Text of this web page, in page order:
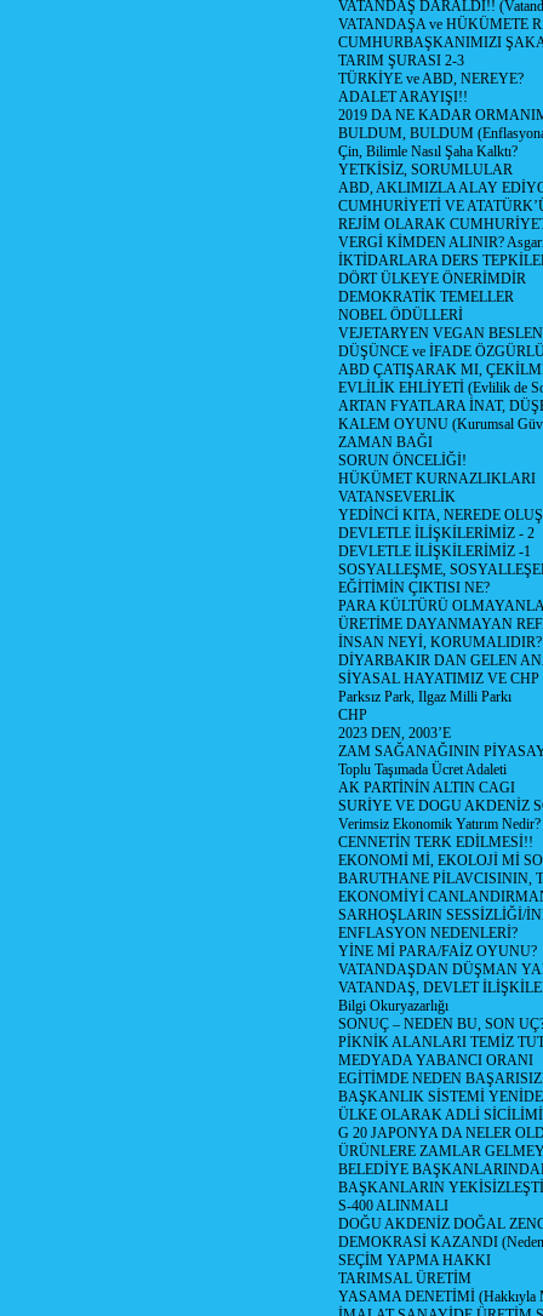
VATANDAŞ DARALDI!!
VATANDAŞA ve HÜKÜMETE
CUMHURBAŞKANIMIZI
TARIM ŞURASI 2-3
TÜRKİYE ve ABD, NEREYE?
ADALET ARAYIŞI!!
2019 DA NE KADAR
BULDUM, BULDUM
Çin, Bilimle Nasıl Şaha Kalktı?
YETKİSİZ, SORUMLULAR
ABD, AKLIMIZLA ALAY
CUMHURİYETİ VE
REJİM OLARAK
VERGİ KİMDEN ALINIR?
İKTİDARLARA DERS
DÖRT ÜLKEYE ÖNERİMDİR
DEMOKRATİK TEMELLER
NOBEL ÖDÜLLERİ
VEJETARYEN VEGAN
DÜŞÜNCE ve İFADE
ABD ÇATIŞARAK MI,
EVLİLİK EHLİYETİ (Evlilik de
ARTAN FYATLARA İNAT,
KALEM OYUNU (Kurumsal
ZAMAN BAĞI
SORUN ÖNCELİĞİ!
HÜKÜMET KURNAZLIKLARI
VATANSEVERLİK
YEDİNCİ KITA, NEREDE
DEVLETLE İLİŞKİLERİMİZ - 2
DEVLETLE İLİŞKİLERİMİZ -1
SOSYALLEŞME,
EĞİTİMİN ÇIKTISI NE?
PARA KÜLTÜRÜ
ÜRETİME DAYANMAYAN
İNSAN NEYİ, KORUMALIDIR?
DİYARBAKIR DAN GELEN
SİYASAL HAYATIMIZ VE CHP
Parksız Park, Ilgaz Milli Parkı
CHP
2023 DEN, 2003’E
ZAM SAĞANAĞININ
Toplu Taşımada Ücret Adaleti
AK PARTİNİN ALTIN CAGI
SURİYE VE DOGU AKDENİZ
Verimsiz Ekonomik Yatırım Nedir?
CENNETİN TERK EDİLMESİ!!
EKONOMİ Mİ, EKOLOJİ Mİ
BARUTHANE PİLAVCISININ,
EKONOMİYİ
SARHOŞLARIN SESSİZLİĞİ/
ENFLASYON NEDENLERİ?
YİNE Mİ PARA/FAİZ OYUNU?
VATANDAŞDAN DÜŞMAN
VATANDAŞ, DEVLET
Bilgi Okuryazarlığı
SONUÇ – NEDEN BU, SON
PİKNİK ALANLARI TEMİZ
MEDYADA YABANCI ORANI
EGİTİMDE NEDEN
BAŞKANLIK SİSTEMİ
ÜLKE OLARAK ADLİ
G 20 JAPONYA DA NELER
ÜRÜNLERE ZAMLAR
BELEDİYE
BAŞKANLARIN
S-400 ALINMALI
DOĞU AKDENİZ DOĞAL
DEMOKRASİ KAZANDI (Neden
SEÇİM YAPMA HAKKI
TARIMSAL ÜRETİM
YASAMA DENETİMİ (Hakkıyla